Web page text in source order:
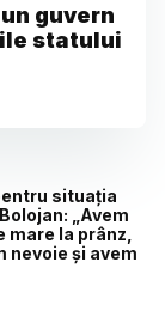
guvern
statului
situația
„Avem
la prânz,
nevoie și avem